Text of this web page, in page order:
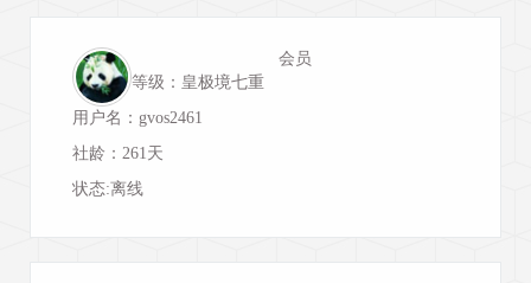
会员
等级：皇极境七重
用户名：gvos2461
社龄：261天
状态:离线